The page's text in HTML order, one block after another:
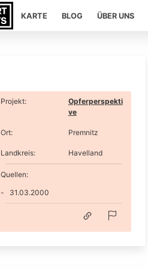
KARTE BLOG ÜBER UNS
Projekt:
Opferperspekti
ve
Ort: Premnitz
Landkreis: Havelland
Quellen:
31.03.2000